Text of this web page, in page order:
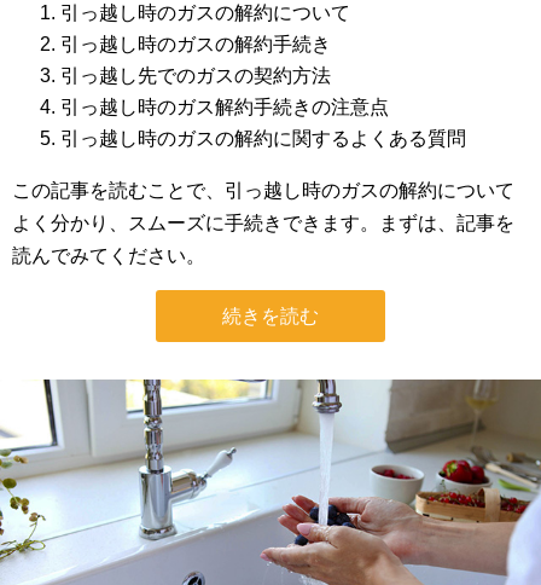
引っ越し時のガスの解約について
引っ越し時のガスの解約手続き
引っ越し先でのガスの契約方法
引っ越し時のガス解約手続きの注意点
引っ越し時のガスの解約に関するよくある質問
この記事を読むことで、引っ越し時のガスの解約について
よく分かり、スムーズに手続きできます。まずは、記事を
読んでみてください。
続きを読む